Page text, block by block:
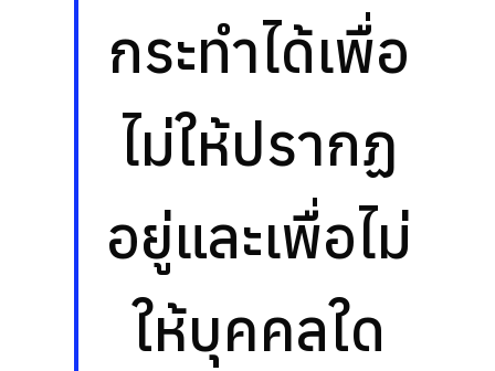
กระทำได้เพื่อ
ไม่ให้ปรากฏ
อยู่และเพื่อไม่
ให้บุคคลใด